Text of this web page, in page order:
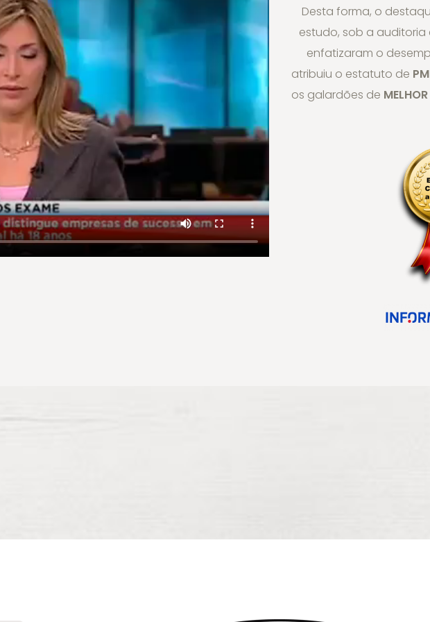
Desta forma, o
estudo, sob a auditoria
enfatizaram o
atribuiu o estatuto de
os galardões de